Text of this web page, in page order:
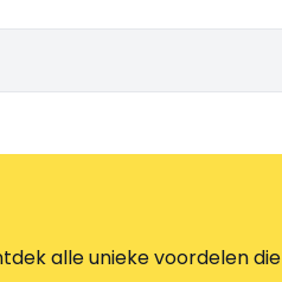
alle unieke voordelen die